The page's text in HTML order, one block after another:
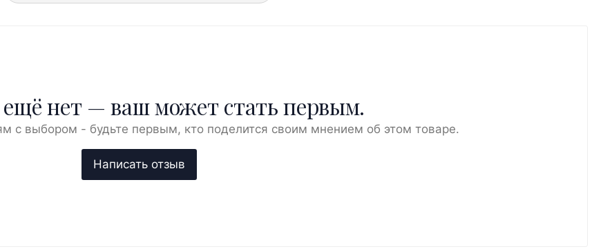
нет — ваш может стать первым.
с выбором - будьте первым, кто поделится своим мнением об этом товаре.